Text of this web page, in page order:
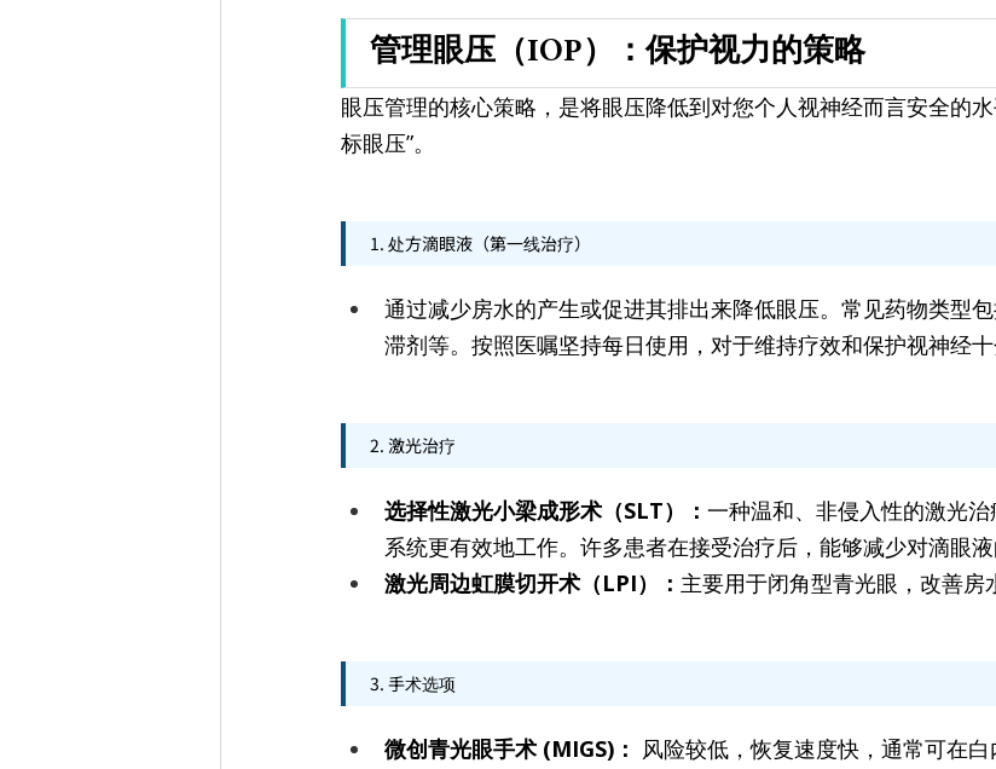
管理眼压（IOP）：保护视力的策略
眼压管理的核心策略，是将眼压降低到对您个人视神经而言安全的
标眼压”。
1. 处方滴眼液（第一线治疗）
通过减少房水的产生或促进其排出来降低眼压。常见药物类型
滞剂等。按照医嘱坚持每日使用，对于维持疗效和保护视神经十
2. 激光治疗
选择性激光小梁成形术（SLT）： 一种温和、非侵入性的激光
系统更有效地工作。许多患者在接受治疗后，能够减少对滴眼液
激光周边虹膜切开术（LPI）： 主要用于闭角型青光眼，改善房
3. 手术选项
微创青光眼手术 (MIGS)： 风险较低，恢复速度快，通常可在